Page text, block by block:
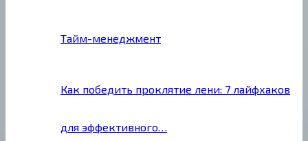
Тайм-менеджмент
Как победить проклятие лени: 7 лайфхаков
для эффективного…